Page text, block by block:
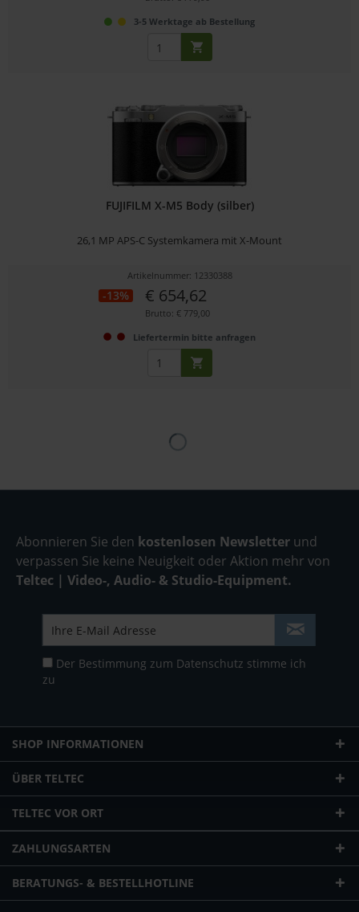
3-5 Werktage ab Bestellung
FUJIFILM X-M5 Body (silber)
26,1 MP APS-C Systemkamera mit X-Mount
Artikelnummer: 12330388
-13% € 654,62
Brutto: € 779,00
Liefertermin bitte anfragen
Abonnieren Sie den kostenlosen Newsletter und
verpassen Sie keine Neuigkeit oder Aktion mehr von
Teltec | Video-, Audio- & Studio-Equipment.
Der Bestimmung zum Datenschutz stimme ich
zu
SHOP INFORMATIONEN
ÜBER TELTEC
TELTEC VOR ORT
ZAHLUNGSARTEN
BERATUNGS- & BESTELLHOTLINE